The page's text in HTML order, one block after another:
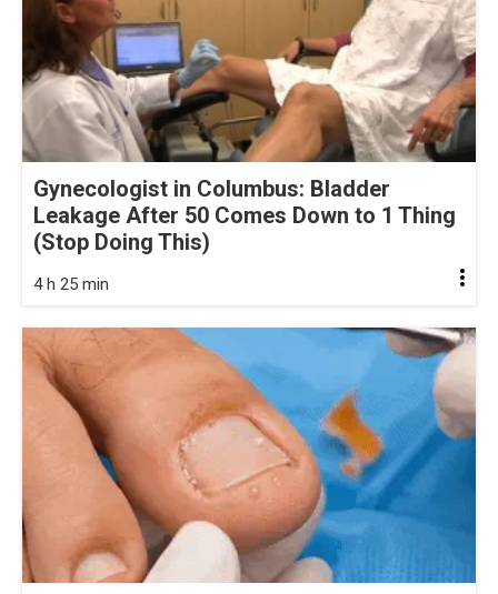
Gynecologist in Columbus: Bladder
Leakage After 50 Comes Down to 1 Thing
(Stop Doing This)
4 h 25 min